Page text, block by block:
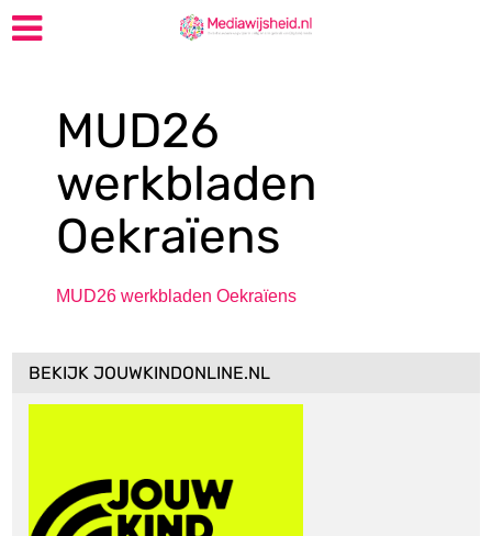
MUD26
werkbladen
Oekraïens
MUD26 werkbladen Oekraïens
BEKIJK JOUWKINDONLINE.NL